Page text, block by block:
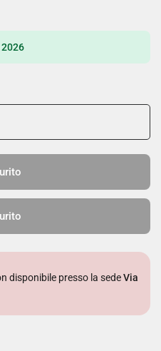
disponibile presso la sedeVia